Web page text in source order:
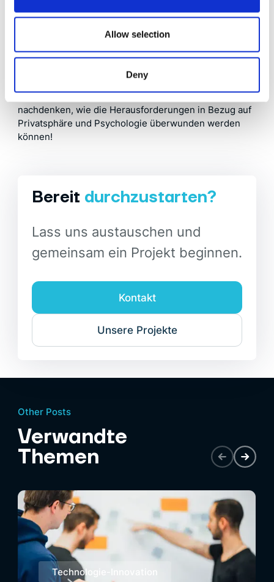
Allow selection
Deny
"produktionsreif" ist. Aber die Technologien sind
heute weitaus leistungsfähiger als vor 5 Jahren, als
Vive) für Verbraucher auf den Markt kamen.
Lass uns gemeinsam daran arbeiten, diese
Technologie einsatzbereit zu machen und darüber
nachdenken, wie die Herausforderungen in Bezug auf
Privatsphäre und Psychologie überwunden werden
können!
Bereit durchzustarten?
Lass uns austauschen und
gemeinsam ein Projekt beginnen.
Kontakt
Unsere Projekte
Other Posts
Verwandte
Themen
Technologie-Innovation